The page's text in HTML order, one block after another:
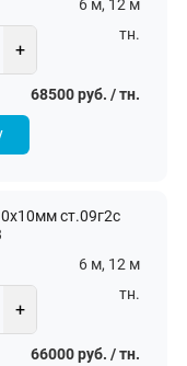
6 м, 12 м
+
тн.
68500 руб. / тн.
ст.09г2с
6 м, 12 м
+
тн.
66000 руб. / тн.